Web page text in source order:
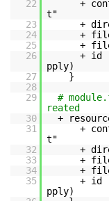
22
+
t"
23
+
24
+
25
+
26
+
pply)
27
}
28
29
#
reated
30
+
31
+
t"
32
+
33
+
34
+
35
+
pply)